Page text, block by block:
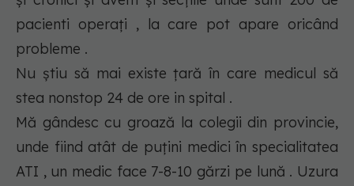
pacienti operați , la care pot apare oricând
probleme .
Nu știu să mai existe țară în care medicul să
stea nonstop 24 de ore in spital .
Mă gândesc cu groază la colegii din provincie,
unde fiind atât de puțini medici în specialitatea
ATI , un medic face 7-8-10 gărzi pe lună . Uzura